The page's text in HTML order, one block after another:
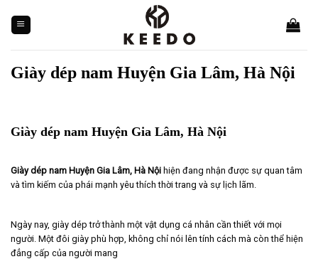
content
Giày dép nam Huyện Gia Lâm, Hà Nội
Giày dép nam Huyện Gia Lâm, Hà Nội
Giày dép nam Huyện Gia Lâm, Hà Nội hiện đang nhận được sự quan tâm
và tìm kiếm của phái mạnh yêu thích thời trang và sự lịch lãm.
Ngày nay, giày dép trở thành một vật dụng cá nhân cần thiết với mọi
người. Một đôi giày phù hợp, không chỉ nói lên tính cách mà còn thể hiện
đẳng cấp của người mang